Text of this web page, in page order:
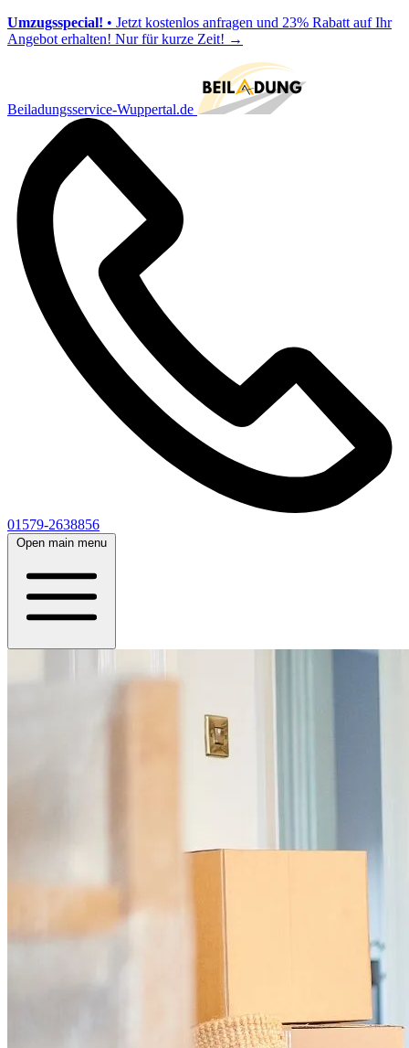
Umzugsspecial! • Jetzt kostenlos anfragen und 23% Rabatt auf Ihr
Angebot erhalten! Nur für kurze Zeit! →
Beiladungsservice-Wuppertal.de
01579-2638856
Open main menu